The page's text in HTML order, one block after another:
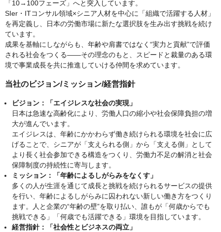
「10→100フェーズ」へと突入しています。
SIer・ITコンサル領域×シニア人材を中心に「組織で活躍する人材」
を再定義し、日本の労働市場に新たな選択肢を生み出す挑戦を続け
ています。
成果を基軸にしながらも、年齢や肩書ではなく“実力と貢献”で評価
される社会をつくる――その理念のもと、スピードと裁量のある環
境で事業成長を共に推進していける仲間を求めています。
当社のビジョン/ミッション/経営指針
ビジョン：「エイジレスな社会の実現」
日本は急速な高齢化により、労働人口の縮小や社会保障負担の増
大が進んでいます。
エイジレスは、年齢にかかわらず働き続けられる環境を社会に広
げることで、シニアが「支えられる側」から「支える側」として
より長く社会参加できる構造をつくり、労働力不足の解消と社会
保障制度の持続性に寄与します。
ミッション：「年齢によるしがらみをなくす」
多くの人が生涯を通じて成長と挑戦を続けられるサービスの提供
を行い、年齢によるしがらみに囚われない新しい働き方をつくり
ます。人と企業の“年齢の壁”を取り払い、誰もが「何歳からでも
挑戦できる」「何歳でも活躍できる」環境を目指しています。
経営指針：「社会性とビジネスの両立」